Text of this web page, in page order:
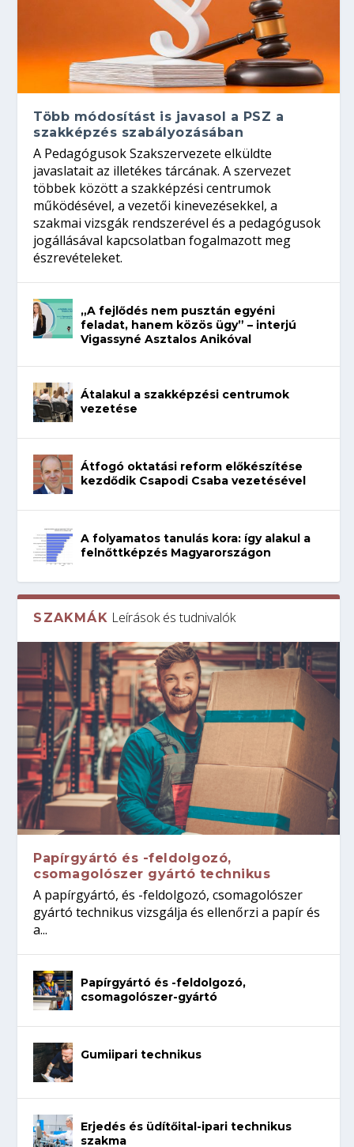
Több módosítást is javasol a PSZ a
szakképzés szabályozásában
A Pedagógusok Szakszervezete elküldte
javaslatait az illetékes tárcának. A szervezet
többek között a szakképzési centrumok
működésével, a vezetői kinevezésekkel, a
szakmai vizsgák rendszerével és a pedagógusok
jogállásával kapcsolatban fogalmazott meg
észrevételeket.
„A fejlődés nem pusztán egyéni
feladat, hanem közös ügy” – interjú
Vigassyné Asztalos Anikóval
Átalakul a szakképzési centrumok
vezetése
Átfogó oktatási reform előkészítése
kezdődik Csapodi Csaba vezetésével
A folyamatos tanulás kora: így alakul a
felnőttképzés Magyarországon
SZAKMÁK Leírások és tudnivalók
Papírgyártó és -feldolgozó,
csomagolószer gyártó technikus
A papírgyártó, és -feldolgozó, csomagolószer
gyártó technikus vizsgálja és ellenőrzi a papír és
a...
Papírgyártó és -feldolgozó,
csomagolószer-gyártó
Gumiipari technikus
Erjedés és üdítőital-ipari technikus
szakma